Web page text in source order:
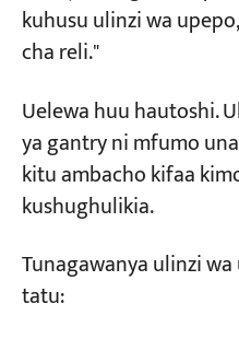
Viwango Vitatu vya
Vinavyopendekezwa
Kushindwa Kutatu
Tumeona
Hitilafu ya 1: Kreni
Vibanio vya Reli vya
Hayajawahi
kuhusu ulinzi wa
cha reli."
Uelewa huu hautoshi.
ya gantry ni mfumo
kitu ambacho kifaa
kushughulikia.
Tunagawanya ulinzi
tatu: